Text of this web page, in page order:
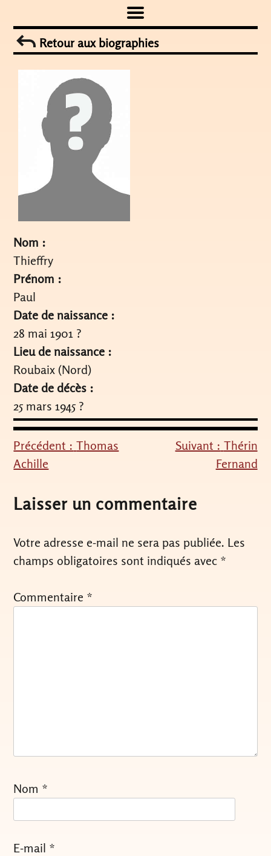
to
contentRetour aux biographies
Nom :
Thieffry
Prénom :
Paul
Date de naissance :
28 mai 1901 ?
Lieu de naissance :
Roubaix (Nord)
Date de décès :
25 mars 1945 ?
Navigation
de
l’article
Précédent : Thomas
Achille
Suivant : Thérin
Fernand
Laisser un commentaire
Votre adresse e-mail ne sera pas publiée. Les
champs obligatoires sont indiqués avec *
Commentaire *
Nom *
E-mail *